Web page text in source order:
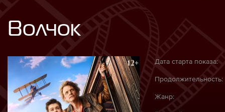
Волчок
Дата старта показа:
Продолжительность:
Жанр: